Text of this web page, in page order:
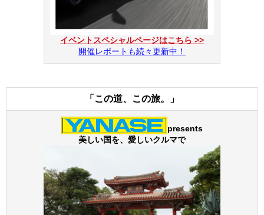
イベントスペシャルページはこちら >>
開催レポートも続々更新中！
「この道、この旅。」
presents
美しい国を、愛しいクルマで